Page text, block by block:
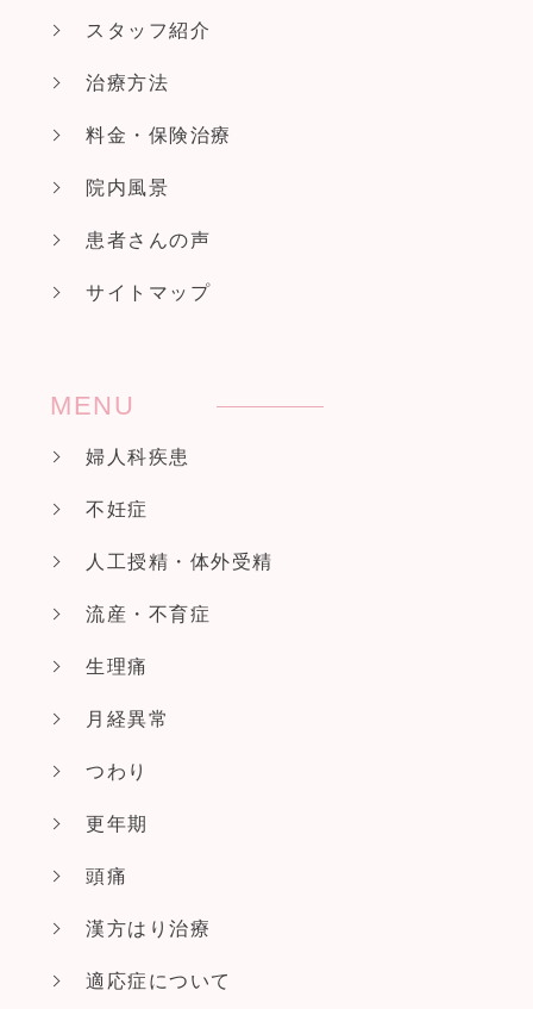
スタッフ紹介
治療方法
料金・保険治療
院内風景
患者さんの声
サイトマップ
MENU
婦人科疾患
不妊症
人工授精・体外受精
流産・不育症
生理痛
月経異常
つわり
更年期
頭痛
漢方はり治療
適応症について